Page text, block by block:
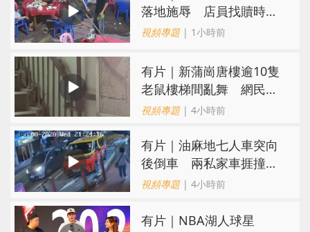
落地施辱 店員找贖時還
施彼身獲老闆肯定
視頻專題| 1小時前
有片｜新蒲崗唐樓逾10隻
老鼠樓梯間亂舞 網民嚇
親：每次經過都要好大勇
視頻專題| 4小時前
有片｜油麻地七人車突向
後倒車 兩私家車捱撞
司機不顧而去
視頻專題| 4小時前
有片｜NBA湖人球星